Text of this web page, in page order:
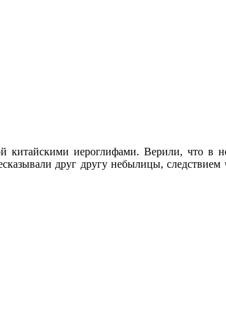
иероглифами. Верили, что в
друг другу небылицы, следствием